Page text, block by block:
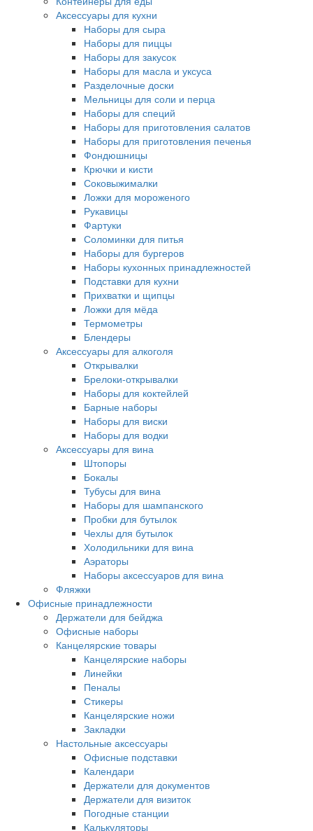
Аксессуары для кухни
Наборы для сыра
Наборы для пиццы
Наборы для закусок
Наборы для масла и уксуса
Разделочные доски
Мельницы для соли и перца
Наборы для специй
Наборы для приготовления салатов
Наборы для приготовления печенья
Фондюшницы
Крючки и кисти
Соковыжималки
Ложки для мороженого
Рукавицы
Фартуки
Соломинки для питья
Наборы для бургеров
Наборы кухонных принадлежностей
Подставки для кухни
Прихватки и щипцы
Ложки для мёда
Термометры
Блендеры
Аксессуары для алкоголя
Открывалки
Брелоки-открывалки
Наборы для коктейлей
Барные наборы
Наборы для виски
Наборы для водки
Аксессуары для вина
Штопоры
Бокалы
Тубусы для вина
Наборы для шампанского
Пробки для бутылок
Чехлы для бутылок
Холодильники для вина
Аэраторы
Наборы аксессуаров для вина
Фляжки
Офисные принадлежности
Держатели для бейджа
Офисные наборы
Канцелярские товары
Канцелярские наборы
Линейки
Пеналы
Стикеры
Канцелярские ножи
Закладки
Настольные аксессуары
Офисные подставки
Календари
Держатели для документов
Держатели для визиток
Погодные станции
Калькуляторы